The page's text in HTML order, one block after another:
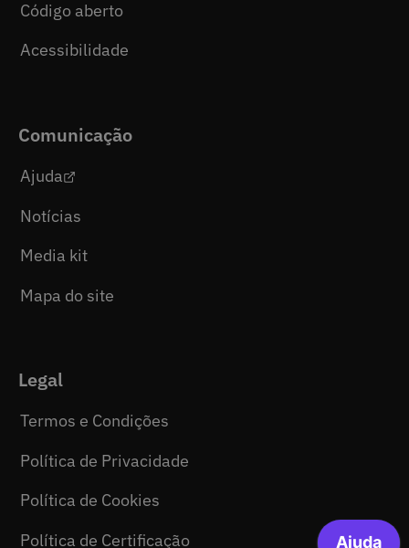
Código aberto
Acessibilidade
Comunicação
Ajuda
Notícias
Media kit
Mapa do site
Legal
Termos e Condições
Política de Privacidade
Política de Cookies
Política de Certificação